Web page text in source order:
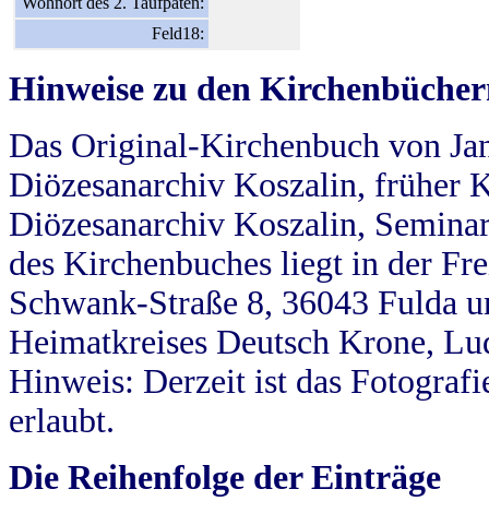
Feld18:
Hinweise zu den
Das Original-Kirchenbuch von
Diözesanarchiv Koszalin, früher
Diözesanarchiv Koszalin,
des Kirchenbuches liegt in der
Schwank-Straße 8, 36043 Fulda
Heimatkreises Deutsch Krone,
Hinweis: Derzeit ist das
erlaubt.
Die Reihenfolge der Einträge